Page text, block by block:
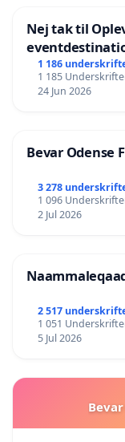
Nej tak til
lokalområde i
1 186
1 185
24 Jun 2026
Bevar Odense
3 278
1 096
2 Jul 2026
2 517
1 051
5 Jul 2026